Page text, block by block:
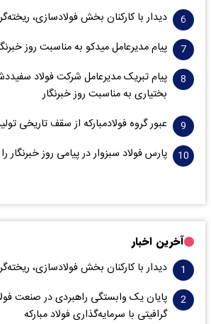
دیدار با کارکنان بخش فولادسازی،
پیام مدیرعامل میدکو به مناسبت روز
پیام تبریک مدیرعامل شرکت فولاد
بختیاری به مناسبت روز خبرنگار
عبور گروه فولادمبارکه از سقف تاریخی
پارس فولاد سبزوار در پیامی روز خبرنگار
آخرین اخبار
دیدار با کارکنان بخش فولادسازی،
پایان یک وابستگی راهبردی در صنعت
گرافیتی با سرمایه‌گذاری فولاد مبارکه